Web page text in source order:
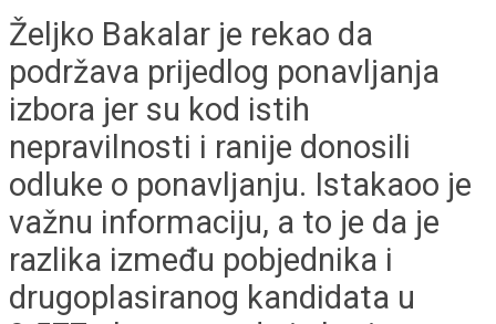
Željko Bakalar je rekao da
podržava prijedlog ponavljanja
izbora jer su kod istih
nepravilnosti i ranije donosili
odluke o ponavljanju. Istakaoo je
važnu informaciju, a to je da je
razlika između pobjednika i
drugoplasiranog kandidata u